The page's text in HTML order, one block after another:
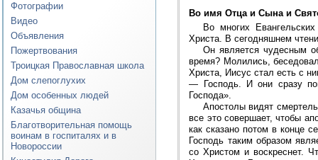
Фотографии
Видео
Объявления
Пожертвования
Троицкая Православная школа
Дом слепоглухих
Дом особенных людей
Казачья община
Благотворительная помощь
воинам в госпиталях и в
Новороссии
Во имя Отца и Сына и
Во многих
Христа. В сегодняшнем
Он является чудесным
время? Молились,
Христа, Иисус стал есть с
— Господь. И они сразу
Господа».
Апостолы видят
все это совершает, чтобы
как сказано потом в конце
Господь таким образом
со Христом и воскреснет.